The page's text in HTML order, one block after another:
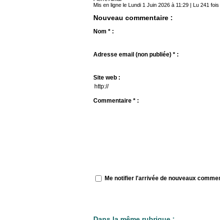
Mis en ligne le Lundi 1 Juin 2026 à 11:29 | Lu 241 fois
Nouveau commentaire :
Nom * :
Adresse email (non publiée) * :
Site web :
Commentaire * :
Me notifier l'arrivée de nouveaux